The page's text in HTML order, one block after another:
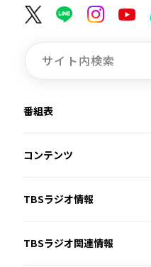
番組表
コンテンツ
TBSラジオ情報
TBSラジオ関連情報